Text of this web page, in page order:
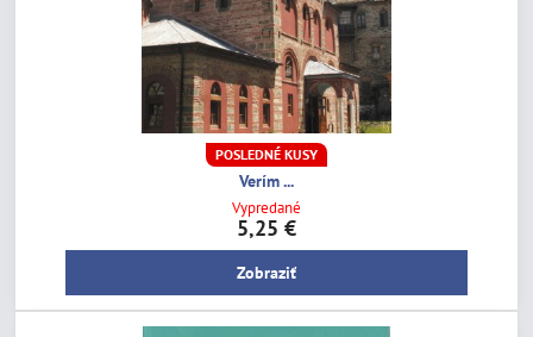
POSLEDNÉ KUSY
Verím ...
Vypredané
5,25 €
Zobraziť